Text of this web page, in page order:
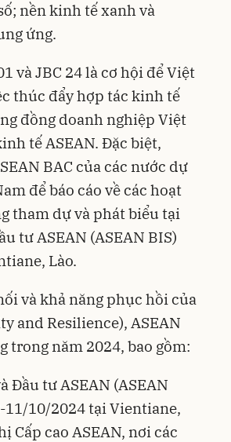
nền kinh tế xanh và
ứng.
và JBC 24 là cơ hội để Việt
thúc đẩy hợp tác kinh tế
đồng doanh nghiệp Việt
tế ASEAN. Đặc biệt,
BAC của các nước dự
để báo cáo về các hoạt
tham dự và phát biểu tại
tư ASEAN (ASEAN BIS)
Lào.
và khả năng phục hồi của
and Resilience), ASEAN
trong năm 2024, bao gồm:
tư ASEAN (ASEAN
11/10/2024 tại Vientiane,
Cấp cao ASEAN, nơi các